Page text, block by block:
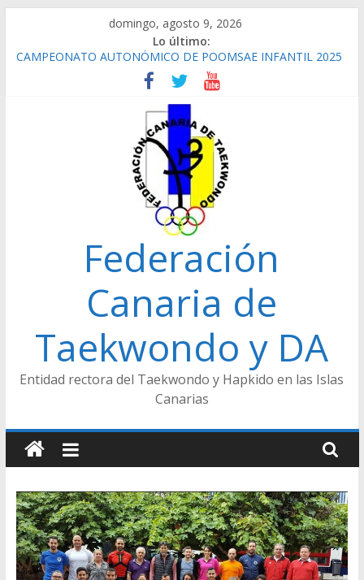
contenido
domingo, agosto 9, 2026
Lo último:
CAMPEONATO AUTONÓMICO DE POOMSAE INFANTIL 2025
REPETICIÓN ELECCIONES 2022
CAMPEONATO AUTONÓMICO CADETE 2026 GANADORES
CAMPEONATO AUTONÓMICO JUNIOR 24/01/2026
CAMPEONATO AUTONÓMICO SENIOR 2025
Federación
Canaria de
Taekwondo y DA
Entidad rectora del Taekwondo y Hapkido en las Islas
Canarias